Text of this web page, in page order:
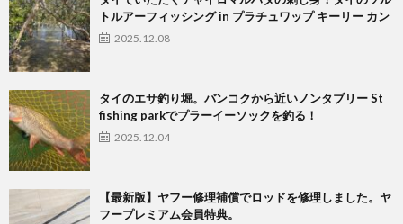
トルアーフィッシング in プラチュワップ キーリー カン
2025.12.08
タイのエサ釣り堀。バンコクから近いノンタブリー St
fishing parkでプラーイーソックを釣る！
2025.12.04
【最新版】ヤフー修理補償でロッドを修理しました。ヤ
フープレミアム会員特典。